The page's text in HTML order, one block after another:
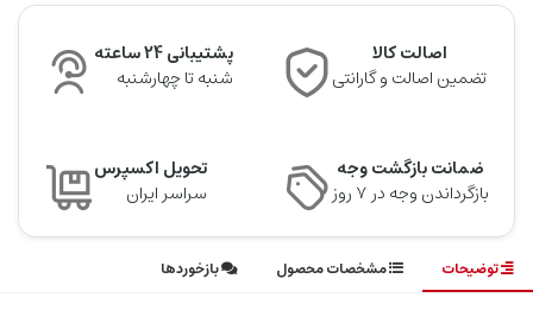
اصالت کالا
تضمین اصالت و گارانتی
پشتیبانی 24 ساعته
شنبه تا چهارشنبه
ضمانت بازگشت وجه
بازگرداندن وجه در ۷ روز
تحویل اکسپرس
سراسر ایران
توضیحات مشخصات محصول بازخوردها